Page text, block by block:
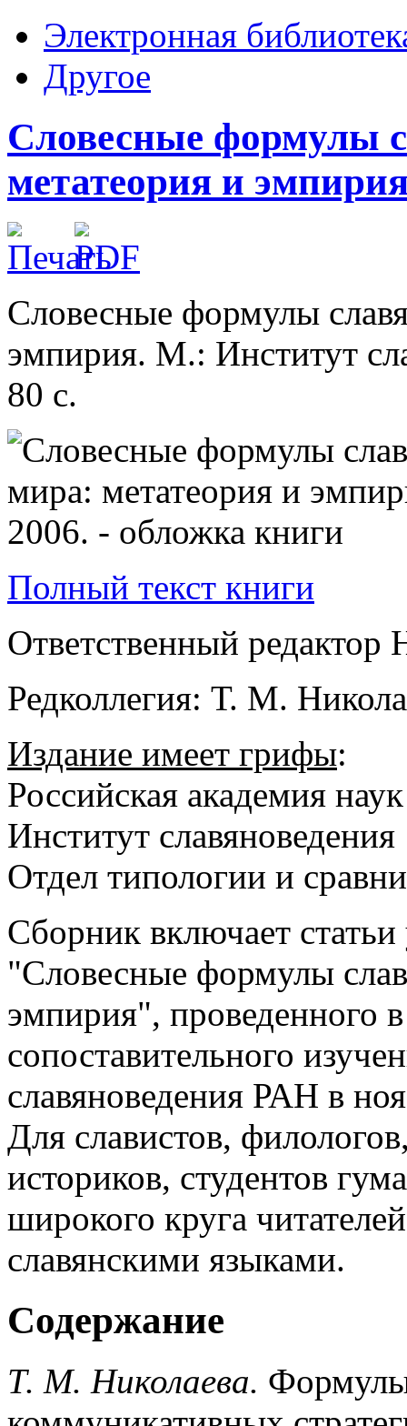
Электронная
Другое
Словесные формулы
метатеория и
Словесные формулы
эмпирия. М.: Институт
80 с.
Полный текст книги
Ответственный редактор
Редколлегия: Т. М.
Издание имеет грифы:
Российская академия наук
Институт славяноведения
Отдел типологии и
Сборник включает статьи
"Словесные формулы
эмпирия", проведенного
сопоставительного
славяноведения РАН в
Для славистов,
историков, студентов
широкого круга
славянскими языками.
Содержание
Т. М. Николаева.